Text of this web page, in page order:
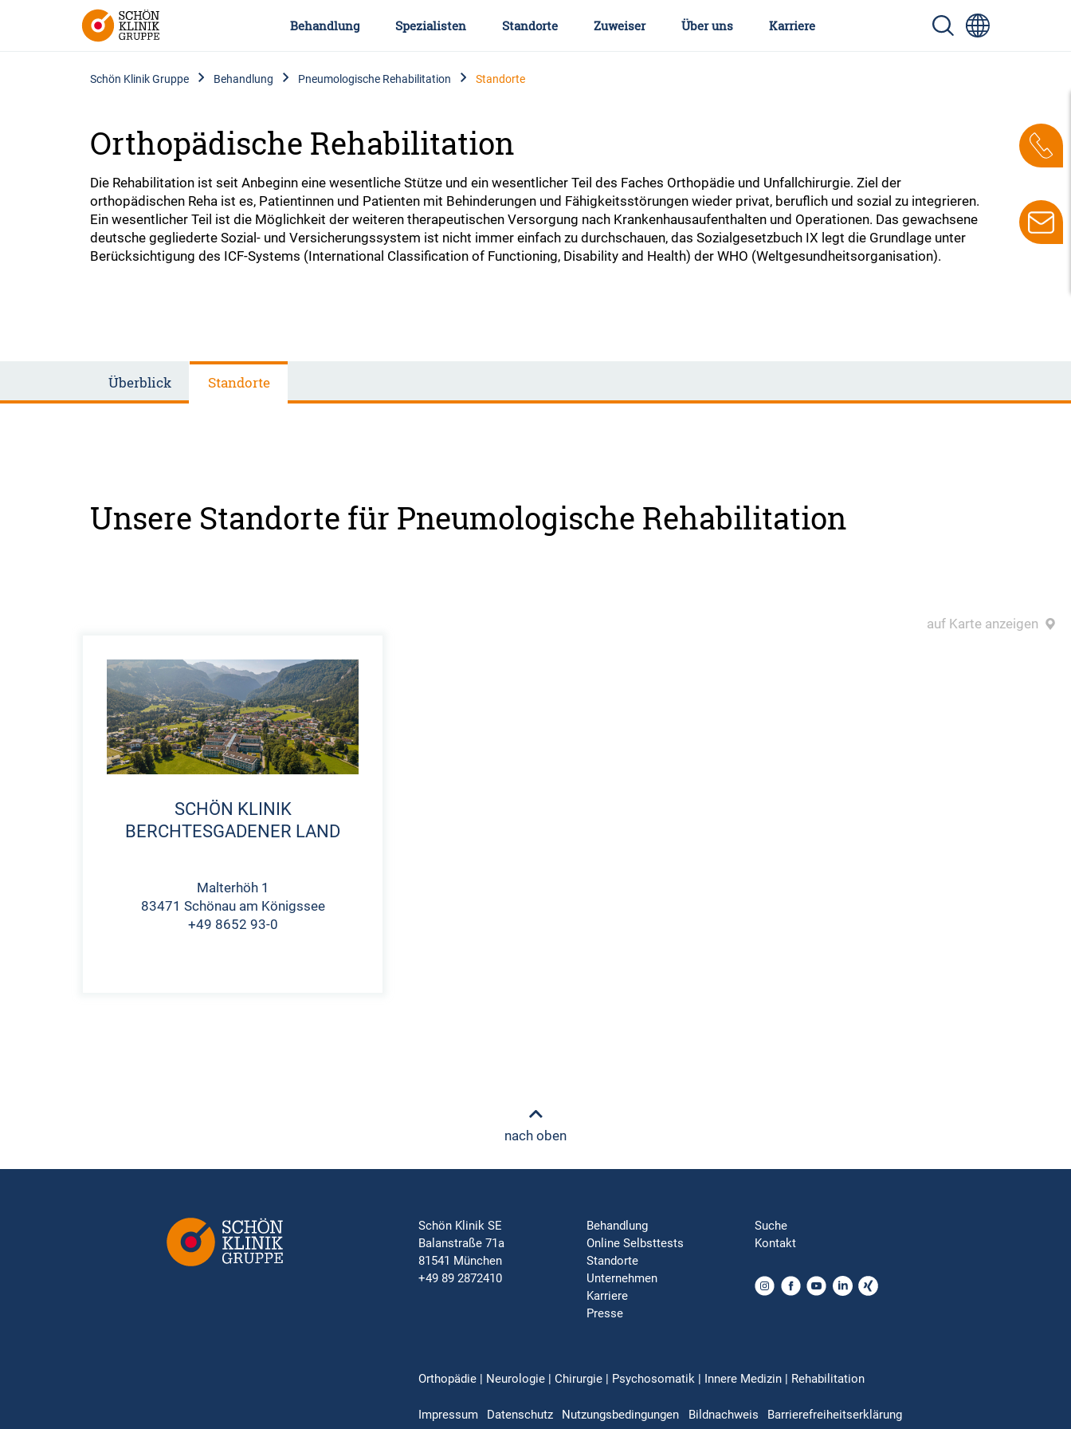
Behandlung Spezialisten Standorte Zuweiser Über uns Karriere
Schön Klinik Gruppe Behandlung Pneumologische Rehabilitation Standorte
Orthopädische Rehabilitation
Die Rehabilitation ist seit Anbeginn eine wesentliche Stütze und ein wesentlicher Teil des Faches Orthopädie und Unfallchirurgie. Ziel der
orthopädischen Reha ist es, Patientinnen und Patienten mit Behinderungen und Fähigkeitsstörungen wieder privat, beruflich und sozial zu integrieren.
Ein wesentlicher Teil ist die Möglichkeit der weiteren therapeutischen Versorgung nach Krankenhausaufenthalten und Operationen. Das gewachsene
deutsche gegliederte Sozial- und Versicherungssystem ist nicht immer einfach zu durchschauen, das Sozialgesetzbuch IX legt die Grundlage unter
Berücksichtigung des ICF-Systems (International Classification of Functioning, Disability and Health) der WHO (Weltgesundheitsorganisation).
Überblick Standorte
Unsere Standorte für Pneumologische Rehabilitation
auf Karte anzeigen
SCHÖN KLINIK
BERCHTESGADENER LAND
Malterhöh 1
83471 Schönau am Königssee
+49 8652 93-0
nach oben
Schön Klinik SE
Balanstraße 71a
81541 München
+49 89 2872410
Behandlung
Online Selbsttests
Standorte
Unternehmen
Karriere
Presse
Suche
Kontakt
Orthopädie | Neurologie | Chirurgie | Psychosomatik | Innere Medizin | Rehabilitation
Impressum Datenschutz Nutzungsbedingungen Bildnachweis Barrierefreiheitserklärung